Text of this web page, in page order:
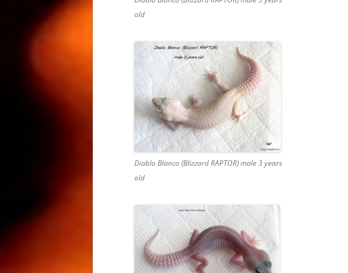
ГЕККОНОВ / КОРМЛЕНИЕ
EUBLEPHARIS MACULARIUS /
LEOPARD GECKO FEEDING
МОРФЫ ЭУБЛЕФАРА / МОРФЫ
ЛЕОПАРДОВЫХ ГЕККОНОВ /
LEOPARD GECKO MORPHS /
РАЗВЕДЕНИЕ ЭУБЛЕФАРОВ /
РАЗВЕДЕНИЕ ЛЕОПАРДОВЫХ
MACULARIUS BREEDING
РЕСНИЧНЫЙ БАНАНОЕД /
РЕСНИТЧАТЫЙ БАНАНОЕД КИЕВ
/ РЕСНИТЧАТЫЙ БАНАНОЕД
old
Diablo Blanco (Blizzard RAPTOR) male 3 years
old